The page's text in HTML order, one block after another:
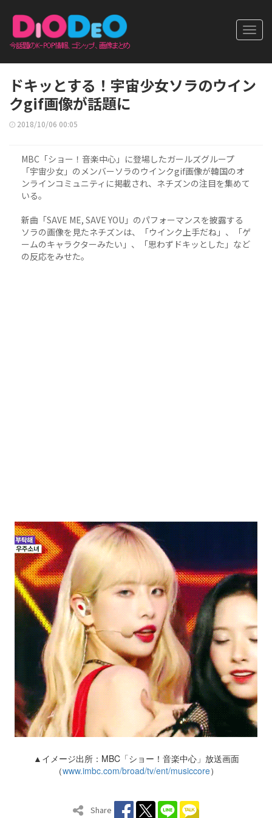
ドキッとする！宇宙少女ソラのウイン
クgif画像が話題に
2018/10/06 00:05
MBC「ショー！音楽中心」に登場したガールズグループ
「宇宙少女」のメンバーソラのウインクgif画像が韓国のオ
ンラインコミュニティに掲載され、ネチズンの注目を集めて
いる。
新曲「SAVE ME, SAVE YOU」のパフォーマンスを披露する
ソラの画像を見たネチズンは、「ウインク上手だね」、「ゲ
ームのキャラクターみたい」、「思わずドキッとした」など
の反応をみせた。
▲イメージ出所：MBC「ショー！音楽中心」放送画面
（www.imbc.com/broad/tv/ent/musiccore）
Share